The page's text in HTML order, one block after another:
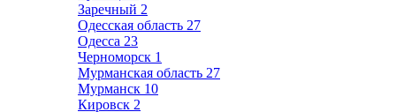
Заречный 2
Одесская область 27
Одесса 23
Черноморск 1
Мурманская область 27
Мурманск 10
Кировск 2